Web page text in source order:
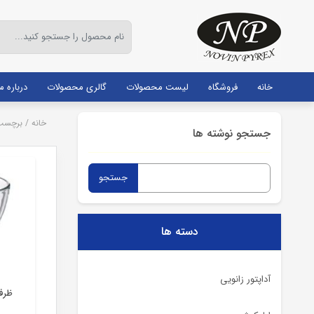
خانه فروشگاه لیست محصولات گالری محصولات درباره
جستجو نوشته ها
برای:
دسته ها
آداپتور زانویی
خانه /